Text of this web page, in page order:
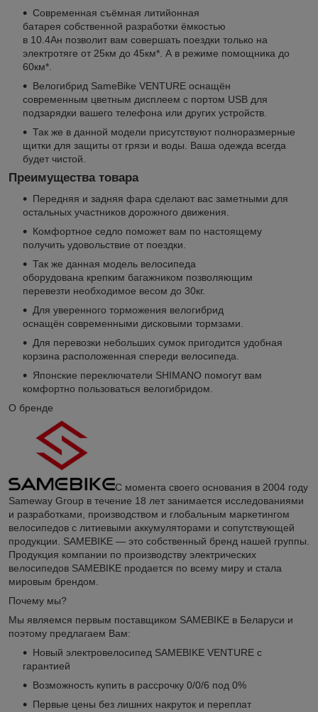
Современная съёмная литийонная
батарея собственной разработки ёмкостью
в 10.4Ан позволит вам совершать поездки только на
электротяге от 25км до 45км*. А в режиме помощника до
60км*.
Велогибрид SameBike VENTURE оснащён
современным цветным дисплеем с портом USB для
подзарядки вашего телефона или других устройств.
Так же в данной модели присутствуют полноразмерные
щитки для защиты от грязи и воды. Ваша одежда всегда
будет чистой.
Преимущества товара
Передняя и задняя фара сделают вас заметными для
остальных участников дорожного движения.
Комфортное седло поможет вам по настоящему
получить удовольствие от поездки.
Так же данная модель велосипеда
оборудована крепким багажником позволяющим
перевезти необходимое весом до 30кг.
Для уверенного торможения велогибрид
оснащён современными дисковыми тормзами.
Для перевозки небольших сумок пригодится удобная
корзина расположенная спереди велосипеда.
Японские переключатели SHIMANO помогут вам
комфортно пользоваться велогибридом.
О бренде
С момента своего основания в 2004 году
Sameway Group в течение 18 лет занимается исследованиями
и разработками, производством и глобальным маркетингом
велосипедов с литиевыми аккумуляторами и сопутствующей
продукции. SAMEBIKE — это собственный бренд нашей группы.
Продукция компании по производству электрических
велосипедов SAMEBIKE продается по всему миру и стала
мировым брендом.
Почему мы?
Мы являемся первым поставщиком SAMEBIKE в Беларуси и
поэтому предлагаем Вам:
Новый электровелосипед SAMEBIKE VENTURE с
гарантией
Возможность купить в рассрочку 0/0/6 под 0%
Первые цены без лишних накруток и переплат